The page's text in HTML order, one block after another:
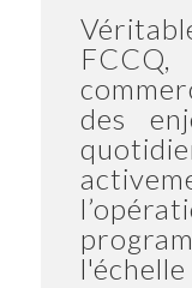
des
l'échelle